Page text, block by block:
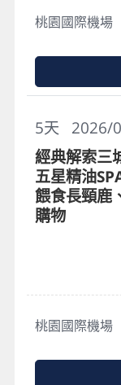
桃園國際機場
2026/
5天
經典解索三
五星精油
餵食長頸鹿
購物
桃園國際機場